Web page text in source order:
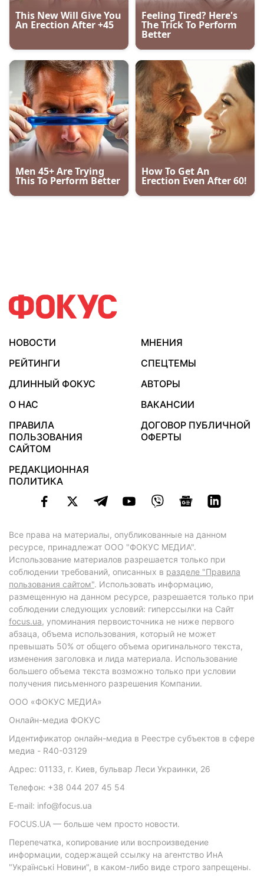
НОВОСТИ
МНЕНИЯ
РЕЙТИНГИ
СПЕЦТЕМЫ
ДЛИННЫЙ ФОКУС
АВТОРЫ
О НАС
ВАКАНСИИ
ПРАВИЛА
ПОЛЬЗОВАНИЯ
САЙТОМ
ДОГОВОР ПУБЛИЧНОЙ
ОФЕРТЫ
РЕДАКЦИОННАЯ
ПОЛИТИКА
Все права на материалы, опубликованные на данном
ресурсе, принадлежат ООО "ФОКУС МЕДИА".
Использование материалов разрешается только при
соблюдении требований, описанных в разделе "Правила
пользования сайтом". Использовать информацию,
размещенную на данном ресурсе, разрешается только при
соблюдении следующих условий: гиперссылки на Сайт
focus.ua, упоминания первоисточника не ниже первого
абзаца, объема использования, который не может
превышать 50% от общего объема оригинального текста,
изменения заголовка и лида материала. Использование
большего объема текста возможно только при условии
получения письменного разрешения Компании.
ООО «ФОКУС МЕДИА»
Онлайн-медиа ФОКУС
Идентификатор онлайн-медиа в Реестре субъектов в сфере
медиа - R40-03129
Адрес: 01133, г. Киев, бульвар Леси Украинки, 26
Телефон: +38 044 207 45 54
E-mail: info@focus.ua
FOCUS.UA — больше чем просто новости.
Перепечатка, копирование или воспроизведение
информации, содержащей ссылку на агентство ИнА
"Українські Новини", в каком-либо виде строго запрещены.